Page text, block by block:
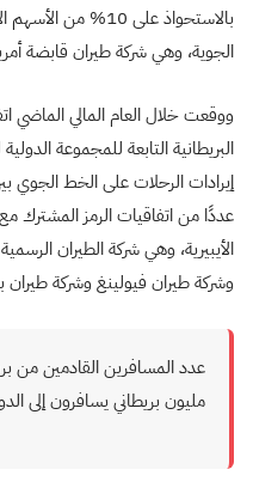
بالاستحواذ على
الجوية، وهي شركة طيران قابضة
ووقعت خلال العام المالي الماضي
البريطانية التابعة للمجموعة
إيرادات الرحلات على الخط الجوي
عددًا من اتفاقيات الرمز المشترك
الأيبيرية، وهي شركة الطيران
وشركة طيران فيولينغ وشركة طيران
عدد المسافرين القادمين من
مليون بريطاني يسافرون إلى